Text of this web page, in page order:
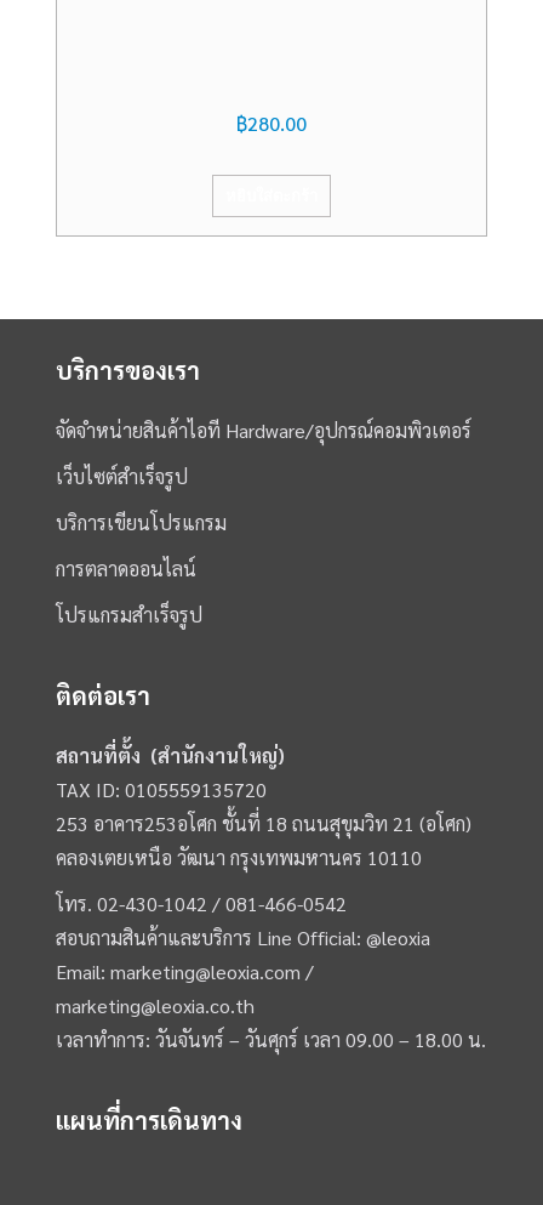
฿280.00
บริการของเรา
จัดจำหน่ายสินค้าไอที Hardware/อุปกรณ์คอมพิวเตอร์
เว็บไซต์สำเร็จรูป
บริการเขียนโปรแกรม
การตลาดออนไลน์
โปรแกรมสำเร็จรูป
ติดต่อเรา
สถานที่ตั้ง (สำนักงานใหญ่)
TAX ID: 0105559135720
253 อาคาร253อโศก ชั้นที่ 18 ถนนสุขุมวิท 21 (อโศก)
คลองเตยเหนือ วัฒนา กรุงเทพมหานคร 10110
โทร.02-430-1042 /081-466-0542
สอบถามสินค้าและบริการ Line Official:@leoxia
Email:marketing@leoxia.com /
marketing@leoxia.co.th
เวลาทำการ: วันจันทร์ – วันศุกร์ เวลา 09.00 – 18.00 น.
แผนที่การเดินทาง